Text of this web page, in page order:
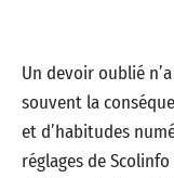
Un devoir oublié
souvent la
et d’habitudes
réglages de